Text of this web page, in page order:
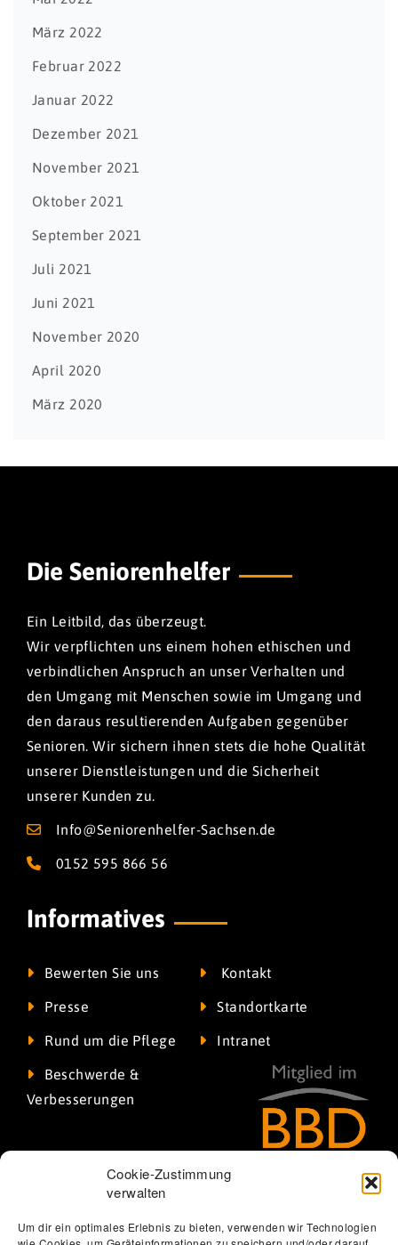
Cookie-Zustimmung
verwalten
Um dir ein optimales Erlebnis zu bieten, verwenden wir Technologien
März 2022
Februar 2022
Januar 2022
Dezember 2021
November 2021
Oktober 2021
September 2021
Juli 2021
Juni 2021
November 2020
April 2020
März 2020
Die Seniorenhelfer
Ein Leitbild, das überzeugt.
Wir verpflichten uns einem hohen ethischen und
verbindlichen Anspruch an unser Verhalten und
den Umgang mit Menschen sowie im Umgang und
den daraus resultierenden Aufgaben gegenüber
Senioren. Wir sichern ihnen stets die hohe Qualität
unserer Dienstleistungen und die Sicherheit
unserer Kunden zu.
Info@Seniorenhelfer-Sachsen.de
0152 595 866 56
Informatives
Bewerten Sie uns Kontakt
Presse Standortkarte
Rund um die Pflege Intranet
Beschwerde &
Verbesserungen